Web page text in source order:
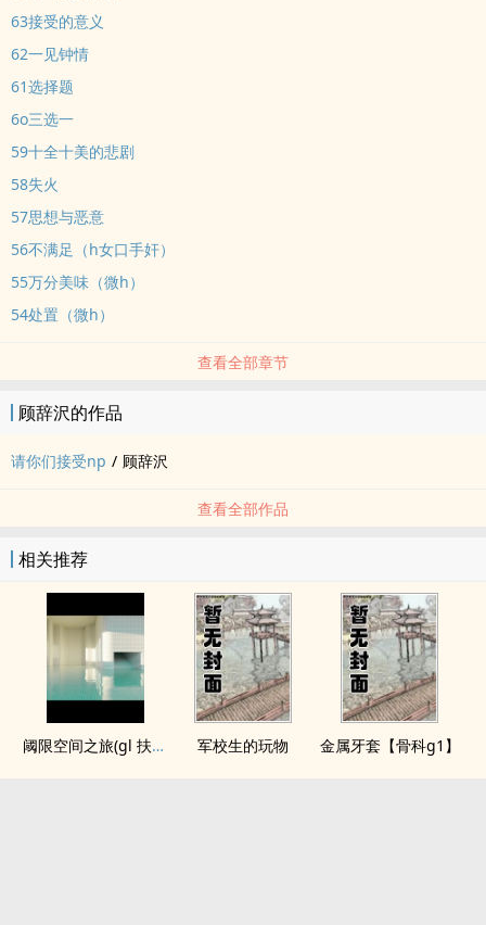
63接受的意义
62一见钟情
61选择题
6o三选一
59十全十美的悲剧
58失火
57思想与恶意
56不满足（h女口手奸）
55万分美味（微h）
54处置（微h）
查看全部章节
顾辞沢的作品
请你们接受np / 顾辞沢
查看全部作品
相关推荐
阈限空间之旅(gl 扶她) 军校生的玩物 金属牙套【骨科g1】